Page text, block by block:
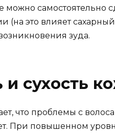
можно самостоятельно
(на это влияет
зуда.
и сухость
что проблемы с
При повышенном